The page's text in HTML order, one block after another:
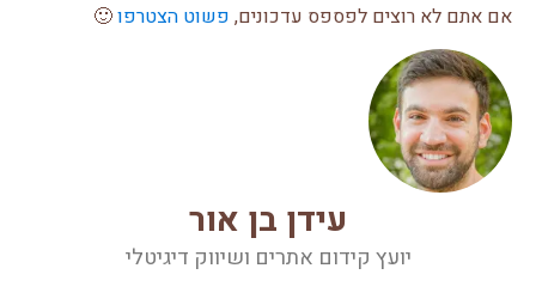
אם אתם לא רוצים לפספס עדכונים, פשוט הצטרפו🙂
עידן בן אור
יועץ קידום אתרים ושיווק דיגיטלי